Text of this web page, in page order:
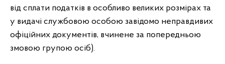
від сплати податків в особливо великих розмірах та
у видачі службовою особою завідомо неправдивих
офіційних документів, вчинене за попередньою
змовою групою осіб).